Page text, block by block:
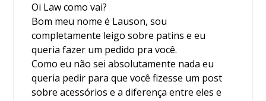
Oi Law como vai?
Bom meu nome é Lauson, sou
completamente leigo sobre patins e eu
queria fazer um pedido pra você.
Como eu não sei absolutamente nada eu
queria pedir para que você fizesse um post
sobre acessórios e a diferença entre eles e